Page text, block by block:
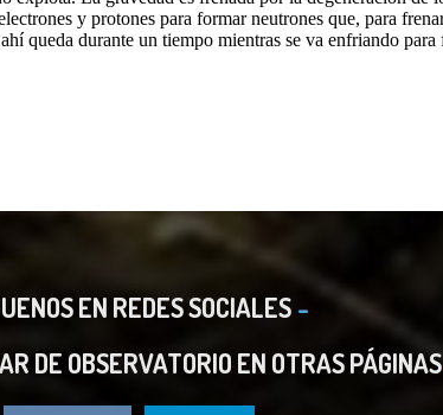
EN REDES SOCIALES
DE OBSERVATORIO EN OTRAS PÁGINAS